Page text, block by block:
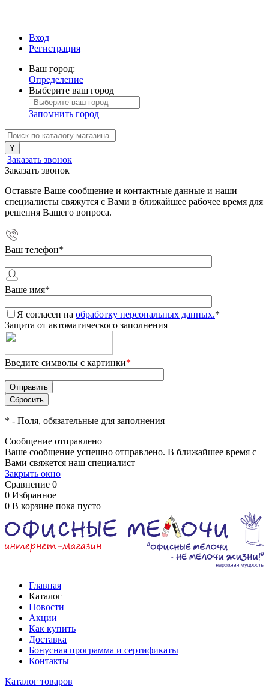
Вход
Регистрация
Ваш город:
Определение
Выберите ваш город
Запомнить город
Заказать звонок
Заказать звонок
Оставьте Ваше сообщение и контактные данные и наши
специалисты свяжутся с Вами в ближайшее рабочее время для
решения Вашего вопроса.
Ваш телефон*
Ваше имя*
Я согласен на обработку персональных данных.*
Защита от автоматического заполнения
Введите символы с картинки*
* - Поля, обязательные для заполнения
Сообщение отправлено
Ваше сообщение успешно отправлено. В ближайшее время с
Вами свяжется наш специалист
Закрыть окно
Сравнение 0
0 Избранное
0 В корзине пока пусто
Главная
Каталог
Новости
Акции
Как купить
Доставка
Бонусная программа и сертификаты
Контакты
Каталог товаров